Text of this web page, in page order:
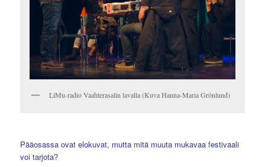
LiMu-radio Vaahterasalin lavalla (Kuva Hanna-Maria Grönlund)
Pääosassa ovat elokuvat, mutta mitä muuta mukavaa festivaali
voi tarjota?